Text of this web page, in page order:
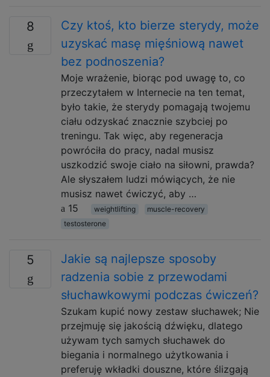
8
Czy ktoś, kto bierze sterydy, może
uzyskać masę mięśniową nawet
bez podnoszenia?
Moje wrażenie, biorąc pod uwagę to, co
przeczytałem w Internecie na ten temat,
było takie, że sterydy pomagają twojemu
ciału odzyskać znacznie szybciej po
treningu. Tak więc, aby regeneracja
powróciła do pracy, nadal musisz
uszkodzić swoje ciało na siłowni, prawda?
Ale słyszałem ludzi mówiących, że nie
musisz nawet ćwiczyć, aby …
15
weightlifting
muscle-recovery
testosterone
5
Jakie są najlepsze sposoby
radzenia sobie z przewodami
słuchawkowymi podczas ćwiczeń?
Szukam kupić nowy zestaw słuchawek; Nie
przejmuję się jakością dźwięku, dlatego
używam tych samych słuchawek do
biegania i normalnego użytkowania i
preferuję wkładki douszne, które ślizgają